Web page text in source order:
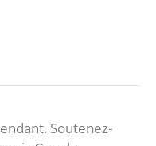
Soutenez-